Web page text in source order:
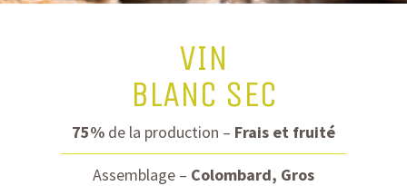
VIN
BLANC SEC
75% de la production – Frais et fruité
Assemblage – Colombard, Gros